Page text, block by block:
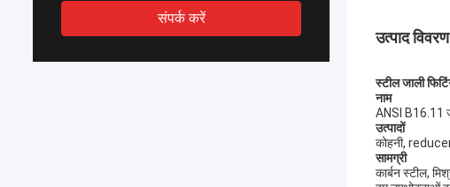
संपर्क करें
उत्पाद विवरण
स्टील जाली
नाम
ANSI B16.11
उत्पादों
कोहनी,
सामग्री
कार्बन स्टील,